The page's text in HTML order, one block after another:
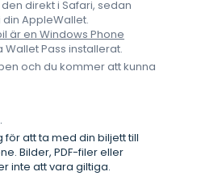
direkt i Safari, sedan
AppleWallet.
är en Windows Phone
Wallet Pass installerat.
och du kommer att kunna
för att ta med din biljett till
Bilder, PDF-filer eller
inte att vara giltiga.